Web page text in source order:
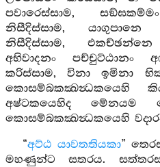
පවාරෙස්සාම,
නිසීදිස්සාම,
නිසීදිස්සාම,
අභිවාදනං පච්චුට්ඨානං
කරිස්සාම, විනා ඉමිනා
කොසම්බකක්‍ඛන්‍ධකයෙහි
අෂ්ටකයෙහිද මේනයම
කොසම්බකක්‍ඛන්‍ධකයෙහි
“අට්ඨ යාවතතියකා”
මහණුන්ට සතරය. සත්තරස